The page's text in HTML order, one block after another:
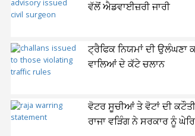
ਵੱਲੋਂ ਐਡਵਾਈਜ਼ਰੀ ਜਾਰੀ
ਟ੍ਰੈਫਿਕ ਨਿਯਮਾਂ ਦੀ ਉਲੰਘਣਾ
ਵਾਲਿਆਂ ਦੇ ਕੱਟੇ ਚਲਾਨ
ਵੋਟਰ ਸੂਚੀਆਂ ਤੇ ਵੋਟਾਂ ਦੀ
ਰਾਜਾ ਵੜਿੰਗ ਨੇ ਸਰਕਾਰ ਨੂੰ